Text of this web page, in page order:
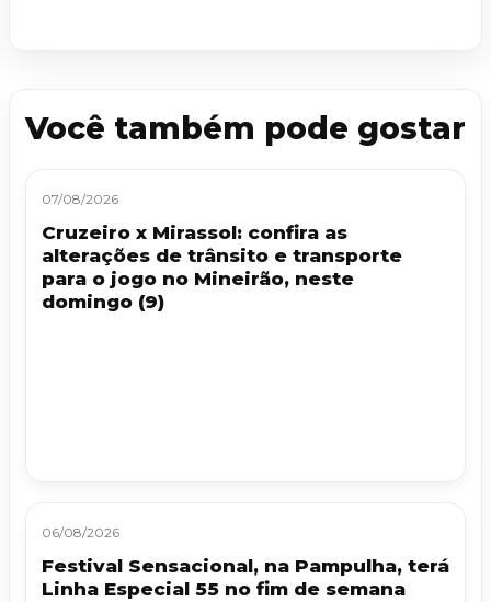
Você também pode gostar
07/08/2026
Cruzeiro x Mirassol: confira as
alterações de trânsito e transporte
para o jogo no Mineirão, neste
domingo (9)
06/08/2026
Festival Sensacional, na Pampulha, terá
Linha Especial 55 no fim de semana